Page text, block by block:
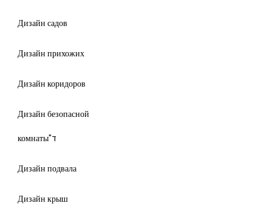
Дизайн садов
Дизайн прихожих
Дизайн коридоров
Дизайн безопасной
комнаты"ד
Дизайн подвала
Дизайн крыш